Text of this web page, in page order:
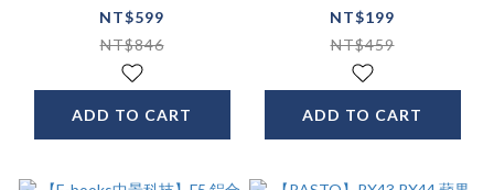
筆
NT$599
NT$846
ADD TO CART
電筒
NT$199
NT$459
ADD TO CART